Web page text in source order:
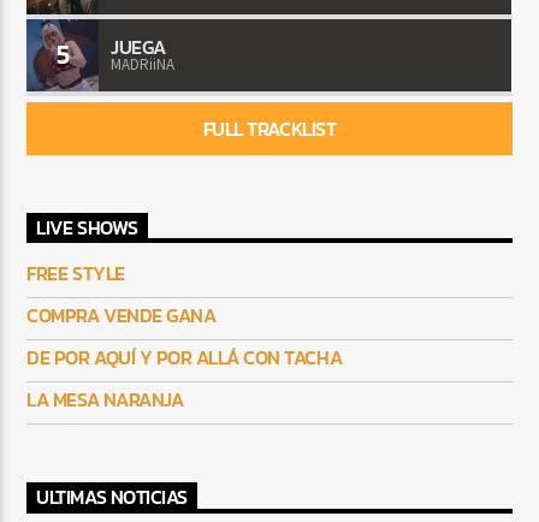
5 JUEGA
MADRiiNA
FULL TRACKLIST
LIVE SHOWS
FREE STYLE
COMPRA VENDE GANA
DE POR AQUÍ Y POR ALLÁ CON TACHA
LA MESA NARANJA
ULTIMAS NOTICIAS